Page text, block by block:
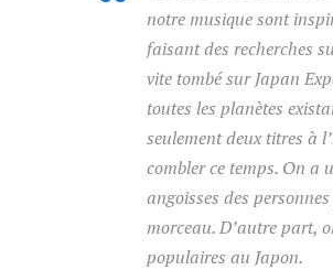
notre musique sont
faisant des recherches
vite tombé sur Japan
toutes les planètes
seulement deux titres à
combler ce temps. On a
angoisses des
morceau. D’autre part,
populaires au Japon.